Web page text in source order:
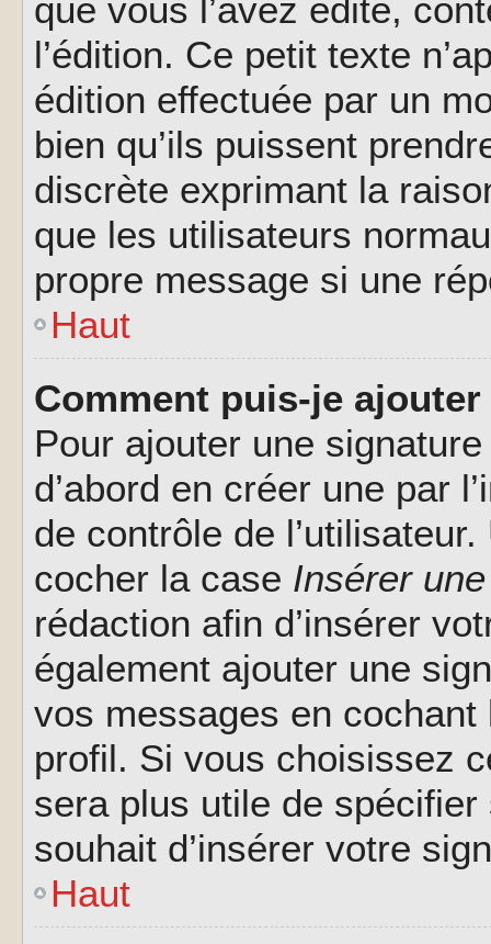
que vous l’avez édité,
l’édition. Ce petit texte
édition effectuée par un
bien qu’ils puissent
discrète exprimant la
que les utilisateurs
propre message si une
Haut
Comment puis-je
Pour ajouter une
d’abord en créer une par
de contrôle de
cocher la case Insérer
rédaction afin d’insérer
également ajouter une
vos messages en
profil. Si vous choisissez
sera plus utile de
souhait d’insérer votre
Haut